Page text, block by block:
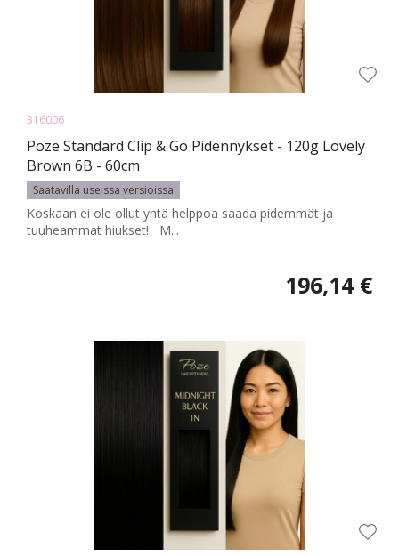
316006
Poze Standard Clip & Go Pidennykset - 120g Lovely
Brown 6B - 60cm
Saatavilla useissa versioissa
Koskaan ei ole ollut yhtä helppoa saada pidemmät ja
tuuheammat hiukset! M...
196,14 €